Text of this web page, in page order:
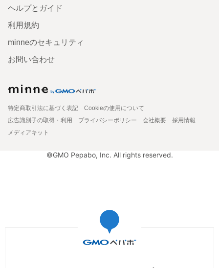
ヘルプとガイド
利用規約
minneのセキュリティ
お問い合わせ
特定商取引法に基づく表記
Cookieの使用について
広告識別子の取得・利用
プライバシーポリシー 会社概要
採用情報
メディアキット
©GMO Pepabo, Inc. All rights reserved.